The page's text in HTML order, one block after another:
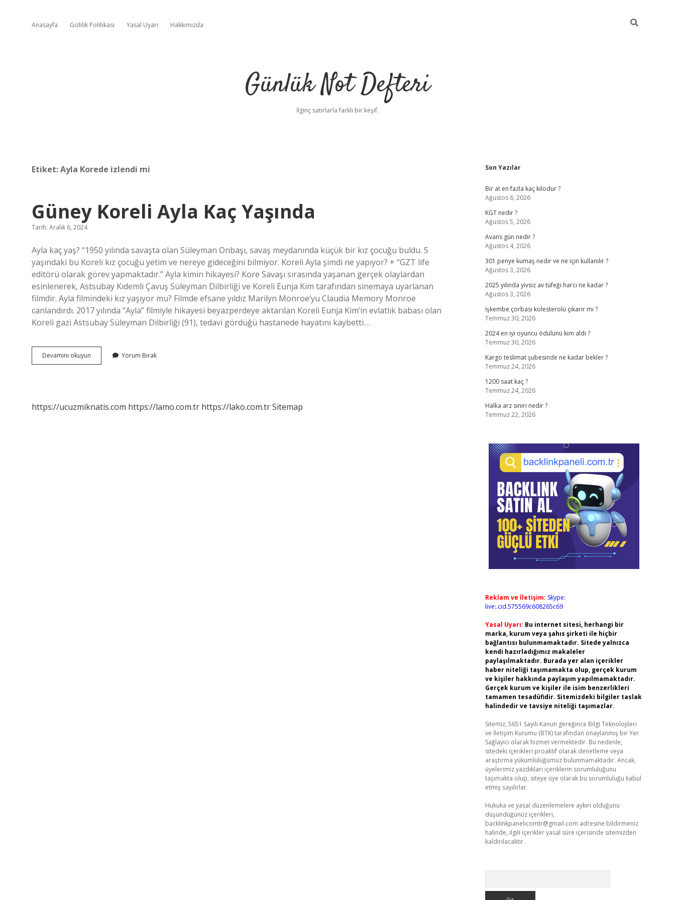
Anasayfa Gizlilik Politikası Yasal Uyarı Hakkımızda
Günlük Not Defteri
İlginç satırlarla farklı bir keşif.
Etiket:Ayla Korede izlendi mi
Güney Koreli Ayla Kaç Yaşında
Tarih: Aralık 6, 2024
Ayla kaç yaş? “1950 yılında savaşta olan Süleyman Onbaşı, savaş meydanında küçük bir kız çocuğu buldu. 5
yaşındaki bu Koreli kız çocuğu yetim ve nereye gideceğini bilmiyor. Koreli Ayla şimdi ne yapıyor? + “GZT life
editörü olarak görev yapmaktadır.” Ayla kimin hikayesi? Kore Savaşı sırasında yaşanan gerçek olaylardan
esinlenerek, Astsubay Kıdemli Çavuş Süleyman Dilbirliği ve Koreli Eunja Kim tarafından sinemaya uyarlanan
filmdir. Ayla filmindeki kız yaşıyor mu? Filmde efsane yıldız Marilyn Monroe’yu Claudia Memory Monroe
canlandırdı. 2017 yılında “Ayla” filmiyle hikayesi beyazperdeye aktarılan Koreli Eunja Kim’in evlatlık babası olan
Koreli gazi Astsubay Süleyman Dilbirliği (91), tedavi gördüğü hastanede hayatını kaybetti.…
Devamını okuyun
Koreli
Yorum Bırak
https://ucuzmiknatis.com https://lamo.com.tr https://lako.com.trSitemap
Sidebar
Son Yazılar
Bir at en fazla kaç kilodur ?
Ağustos 6, 2026
KGT nedir ?
Ağustos 5, 2026
Avans gün nedir ?
Ağustos 4, 2026
301 penye kumaş nedir ve ne için kullanılır ?
Ağustos 3, 2026
2025 yılında yivsiz av tüfeği harcı ne kadar ?
Ağustos 3, 2026
İşkembe çorbası kolesterolü çıkarır mı ?
Temmuz 30, 2026
2024 en iyi oyuncu ödülünü kim aldı ?
Temmuz 30, 2026
Kargo teslimat şubesinde ne kadar bekler ?
Temmuz 24, 2026
1200 saat kaç ?
Temmuz 24, 2026
Halka arz sınırı nedir ?
Temmuz 22, 2026
Reklam ve İletişim: Skype:
live:.cid.575569c608265c69
Yasal Uyarı: Bu internet sitesi, herhangi bir
marka, kurum veya şahıs şirketi ile hiçbir
bağlantısı bulunmamaktadır. Sitede yalnızca
kendi hazırladığımız makaleler
paylaşılmaktadır. Burada yer alan içerikler
haber niteliği taşımamakta olup, gerçek kurum
ve kişiler hakkında paylaşım yapılmamaktadır.
Gerçek kurum ve kişiler ile isim benzerlikleri
tamamen tesadüfidir. Sitemizdeki bilgiler taslak
halindedir ve tavsiye niteliği taşımazlar.
Sitemiz, 5651 Sayılı Kanun gereğince Bilgi Teknolojileri
ve İletişim Kurumu (BTK) tarafından onaylanmış bir Yer
Sağlayıcı olarak hizmet vermektedir. Bu nedenle,
sitedeki içerikleri proaktif olarak denetleme veya
araştırma yükümlülüğümüz bulunmamaktadır. Ancak,
üyelerimiz yazdıkları içeriklerin sorumluluğunu
taşımakta olup, siteye üye olarak bu sorumluluğu kabul
etmiş sayılırlar.
Hukuka ve yasal düzenlemelere aykırı olduğunu
düşündüğünüz içerikleri,
backlinkpanelicomtr@gmail.com adresine bildirmeniz
halinde, ilgili içerikler yasal süre içerisinde sitemizden
kaldırılacaktır.